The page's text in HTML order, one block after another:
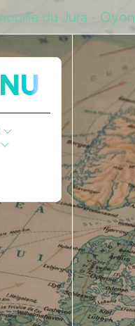
du Jura -